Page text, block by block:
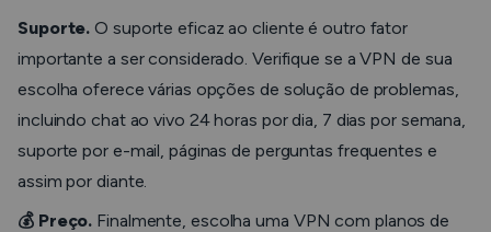
Suporte.O suporte eficaz ao cliente é outro fator
importante a ser considerado. Verifique se a VPN de sua
escolha oferece várias opções de solução de problemas,
incluindo chat ao vivo 24 horas por dia, 7 dias por semana,
suporte por e-mail, páginas de perguntas frequentes e
assim por diante.
💰 Preço. Finalmente, escolha uma VPN com planos de